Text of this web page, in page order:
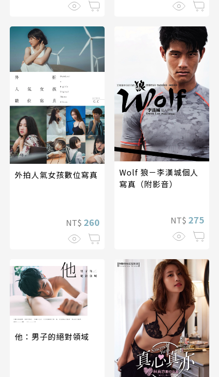
外拍人氣女孩數位寫真
NT$ 260
Wolf 狼－李漢城個人
寫真（附影音）
NT$ 275
他：男子的絕對領域